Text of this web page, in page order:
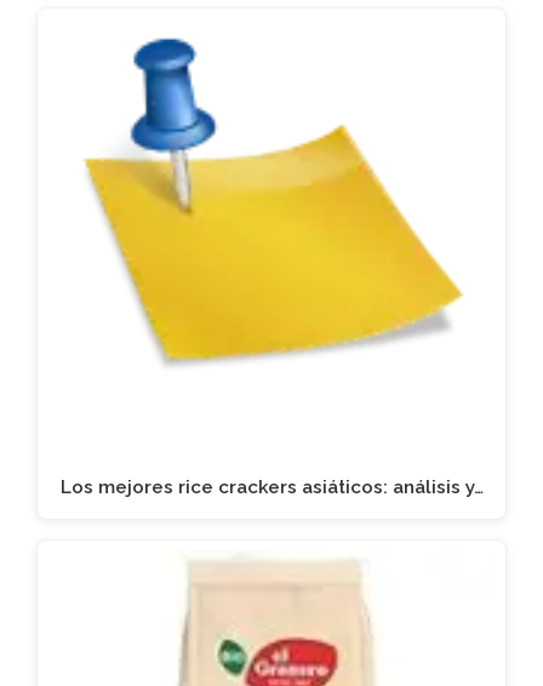
Los mejores rice crackers asiáticos: análisis y…